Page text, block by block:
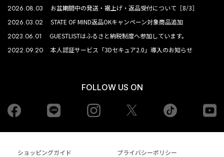
2026.08.03 お盆期間中の発送・裾上げ・返品受付について［8/3］
2026.03.02 STATE OF MIND返品OKキャンペーン対象商品追加
2023.06.01 GUESTLISTはふるさと納税制度へ参加しています。
2022.09.20 本人認証サービス「3Dセキュア2.0」導入のお知らせ
FOLLOW US ON
Facebook Instagram tiktok
ショッピングガイド
プライバシーポリシー